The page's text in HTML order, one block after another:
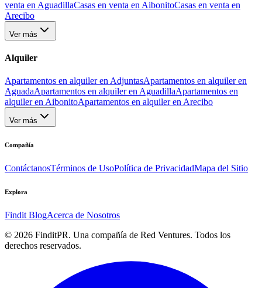
venta en AguadillaCasas en venta en AibonitoCasas en venta en
Arecibo
Ver más
Alquiler
Apartamentos en alquiler en AdjuntasApartamentos en alquiler en
AguadaApartamentos en alquiler en AguadillaApartamentos en
alquiler en AibonitoApartamentos en alquiler en Arecibo
Ver más
Compañía
ContáctanosTérminos de UsoPolítica de PrivacidadMapa del Sitio
Explora
Findit BlogAcerca de Nosotros
© 2026 FinditPR. Una compañía de Red Ventures. Todos los
derechos reservados.